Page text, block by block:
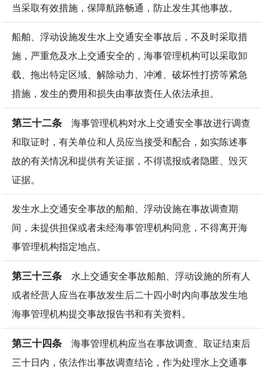
当采取有效措施，保障航路畅通，防止发生其他事故。
船舶、浮动设施发生水上交通安全事故后，不及时采取措
施，严重危及水上交通安全的，海事管理机构可以采取卸
载、拖出特定区域、解除动力、冲滩、破坏性打捞等紧急
措施，发生的费用和损失由事故责任人依法承担。
第三十二条 海事管理机构对水上交通安全事故进行调查
和取证时，有关单位和人员应当接受和配合，如实陈述事
故的有关情况和提供有关证据，不得谎报或者隐匿、毁灭
证据。
发生水上交通安全事故的船舶、浮动设施在事故调查期
间，未提供担保或者未经海事管理机构同意，不得离开海
事管理机构指定地点。
第三十三条 水上交通安全事故船舶、浮动设施的所有人
或者经营人应当在事故发生后二十四小时内向事故发生地
海事管理机构提交事故报告书和有关资料。
第三十四条 海事管理机构应当在事故调查、取证结束后
三十日内，依法作出事故调查结论，作为处理水上交通事